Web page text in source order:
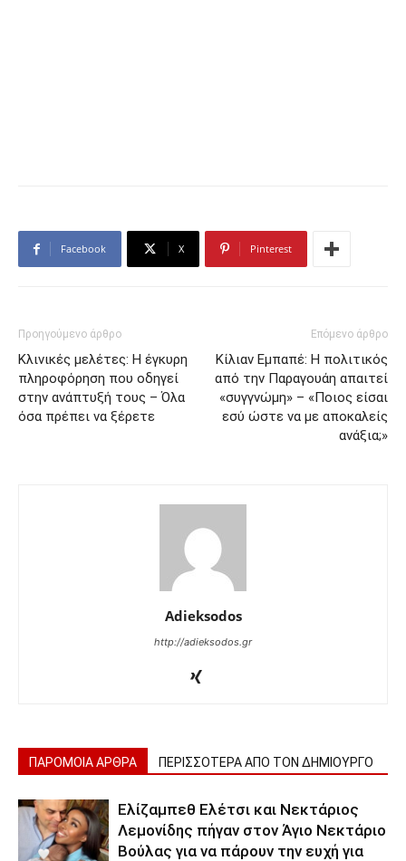
Facebook X Pinterest
Προηγούμενο άρθρο
Κλινικές μελέτες: Η έγκυρη
πληροφόρηση που οδηγεί
στην ανάπτυξή τους – Όλα
όσα πρέπει να ξέρετε
Επόμενο άρθρο
Κίλιαν Εμπαπέ: Η πολιτικός
από την Παραγουάη απαιτεί
«συγγνώμη» – «Ποιος είσαι
εσύ ώστε να με αποκαλείς
ανάξια;»
Adieksodos
http://adieksodos.gr
ΠΑΡΟΜΟΙΑ ΑΡΘΡΑ ΠΕΡΙΣΣΟΤΕΡΑ ΑΠΟ ΤΟΝ ΔΗΜΙΟΥΡΓΟ
Ελίζαμπεθ Ελέτσι και Νεκτάριος
Λεμονίδης πήγαν στον Άγιο Νεκτάριο
Βούλας για να πάρουν την ευχή για